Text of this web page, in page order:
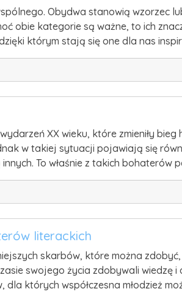
Obydwa stanowią wzorzec
obie kategorie są ważne, to ich
którym stają się one dla nas
XX wieku, które zmieniły bieg
w takiej sytuacji pojawiają się
To właśnie z takich bohaterów
literackich
skarbów, które można
swojego życia zdobywali wiedzę
których współczesna młodzież